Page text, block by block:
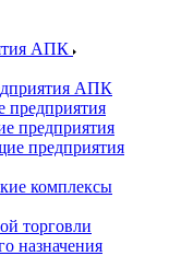
АПК
АПК
предприятия
предприятия
предприятия
комплексы
торговли
назначения